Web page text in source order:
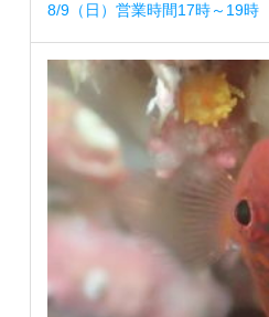
8/9（日）営業時間17時～19時